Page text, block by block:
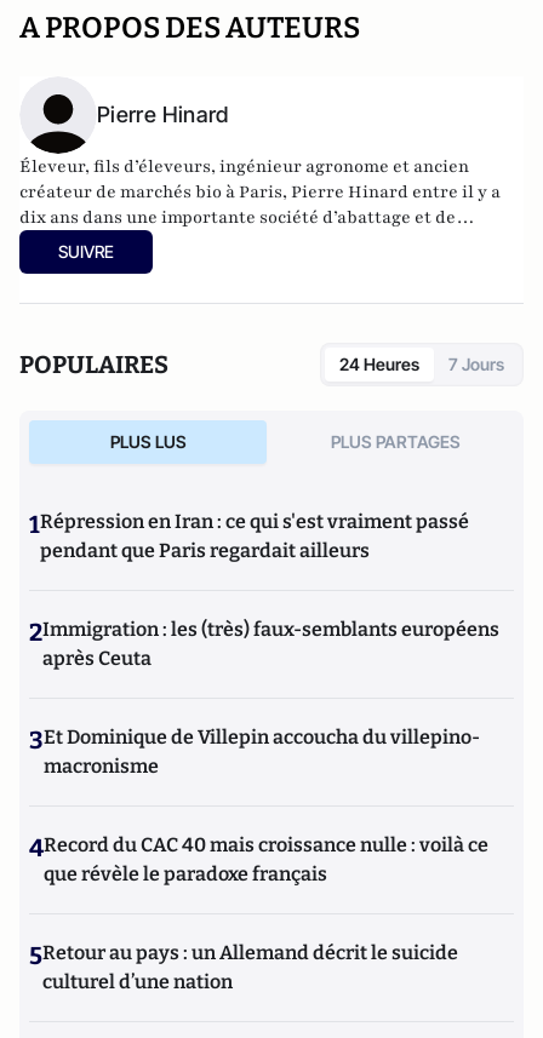
A PROPOS DES AUTEURS
Pierre Hinard
Éleveur, fils d’éleveurs, ingénieur agronome et ancien
créateur de marchés bio à Paris, Pierre Hinard entre il y a
dix ans dans une importante société d’abattage et de
découpe de Loire-Atlantique qui sert tout le bottin de
l’agroalimentaire, de McDonald’s à Flunch, d’Auchan à
SUIVRE
POPULAIRES 24 Heures 7 Jours
PLUS LUS PLUS PARTAGES
1Répression en Iran : ce qui s'est vraiment passé
pendant que Paris regardait ailleurs
2Immigration : les (très) faux-semblants européens
après Ceuta
3Et Dominique de Villepin accoucha du villepino-
macronisme
4Record du CAC 40 mais croissance nulle : voilà ce
que révèle le paradoxe français
5Retour au pays : un Allemand décrit le suicide
culturel d’une nation